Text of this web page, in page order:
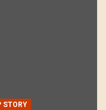
STORY